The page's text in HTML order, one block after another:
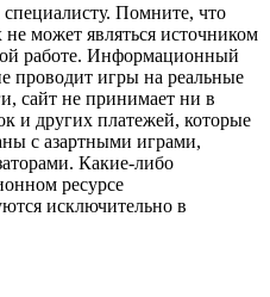
Помните, что
не может являться источником
работе. Информационный
проводит игры на реальные
сайт не принимает ни в
и других платежей, которые
с азартными играми,
Какие-либо
ресурсе
исключительно в